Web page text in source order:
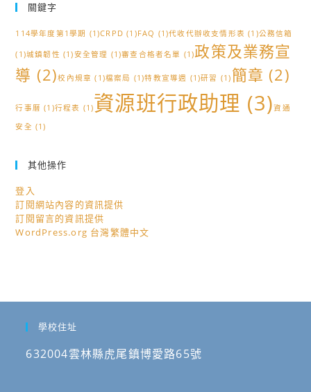
關鍵字
114學年度第1學期 (1)CRPD (1)FAQ (1)代收代辦收支情形表 (1)公務信箱
(1)城鎮韌性 (1)安全管理 (1)審查合格者名單 (1)政策及業務宣
導 (2)校內規章 (1)檔案局 (1)特教宣導週 (1)研習 (1) 簡章 (2)
行事曆 (1)行程表 (1)資源班行政助理 (3)資通
安全 (1)
其他操作
登入
訂閱網站內容的資訊提供
訂閱留言的資訊提供
WordPress.org 台灣繁體中文
學校住址
632004雲林縣虎尾鎮博愛路65號